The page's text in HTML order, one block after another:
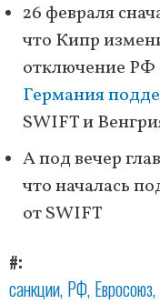
26 февраля
что Кипр
отключение РФ
Германия
SWIFT и
А под вечер
что началась
от SWIFT
#
санкции РФ Евросоюз